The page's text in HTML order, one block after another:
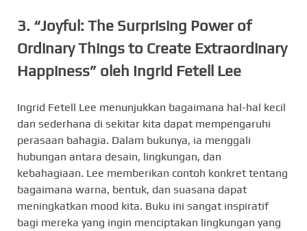
3. “Joyful: The Surprising Power of
Ordinary Things to Create Extraordinary
Happiness” oleh Ingrid Fetell Lee
Ingrid Fetell Lee menunjukkan bagaimana hal-hal kecil
dan sederhana di sekitar kita dapat mempengaruhi
perasaan bahagia. Dalam bukunya, ia menggali
hubungan antara desain, lingkungan, dan
kebahagiaan. Lee memberikan contoh konkret tentang
bagaimana warna, bentuk, dan suasana dapat
meningkatkan mood kita. Buku ini sangat inspiratif
bagi mereka yang ingin menciptakan lingkungan yang